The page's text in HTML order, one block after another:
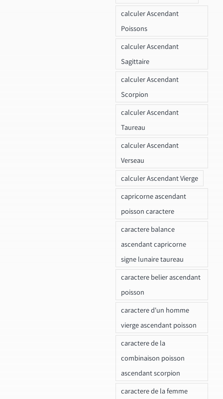
calculer Ascendant
Poissons
calculer Ascendant
Sagittaire
calculer Ascendant
Scorpion
calculer Ascendant
Taureau
calculer Ascendant
Verseau
calculer Ascendant Vierge
capricorne ascendant
poisson caractere
caractere balance
ascendant capricorne
signe lunaire taureau
caractere belier ascendant
poisson
caractere d'un homme
vierge ascendant poisson
caractere de la
combinaison poisson
ascendant scorpion
caractere de la femme